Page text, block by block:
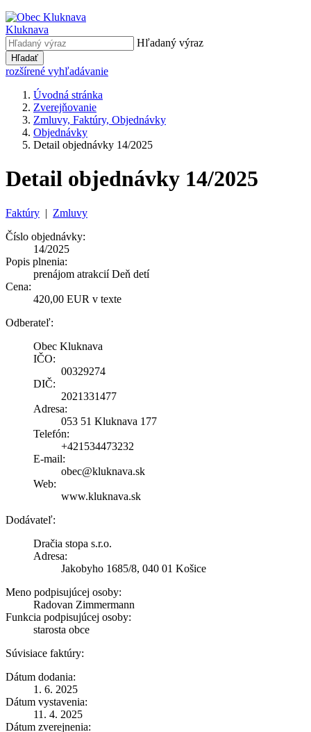
Kluknava
Hľadaný výraz
Hľadať
rozšírené vyhľadávanie
Úvodná stránka
Zverejňovanie
Zmluvy, Faktúry, Objednávky
Objednávky
Detail objednávky 14/2025
Detail objednávky 14/2025
Faktúry | Zmluvy
Číslo objednávky:
14/2025
Popis plnenia:
prenájom atrakcií Deň detí
Cena:
420,00 EUR v texte
Odberateľ:
Obec Kluknava
IČO:
00329274
DIČ:
2021331477
Adresa:
053 51 Kluknava 177
Telefón:
+421534473232
E-mail:
obec@kluknava.sk
Web:
www.kluknava.sk
Dodávateľ:
Dračia stopa s.r.o.
Adresa:
Jakobyho 1685/8, 040 01 Košice
Meno podpisujúcej osoby:
Radovan Zimmermann
Funkcia podpisujúcej osoby:
starosta obce
Súvisiace faktúry:
Dátum dodania:
1. 6. 2025
Dátum vystavenia:
11. 4. 2025
Dátum zverejnenia: